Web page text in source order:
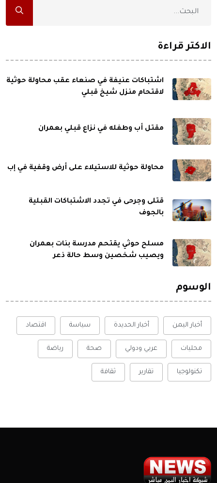
الاكثر قراءة
اشتباكات عنيفة في صنعاء عقب محاولة حوثية
لاقتحام منزل شيخ قبلي
مقتل أب وطفله في نزاع قبلي بعمران
محاولة حوثية للاستيلاء على أرض وقفية في إب
قتلى وجرحى في تجدد الاشتباكات القبلية
بالجوف
مسلح حوثي يقتحم مدرسة بنات بعمران
ويصيب شخصين وسط حالة ذعر
الوسوم
أخبار اليمن أخبار الحديدة سياسة اقتصاد
محليات عربي ودولي صحة رياضة
تكنولوجيا تقارير ثقافة